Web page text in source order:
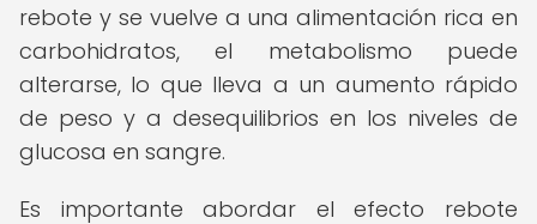
rebote y se vuelve a una alimentación rica en
carbohidratos, el metabolismo puede
alterarse, lo que lleva a un aumento rápido
de peso y a desequilibrios en los niveles de
glucosa en sangre.
Es importante abordar el efecto rebote